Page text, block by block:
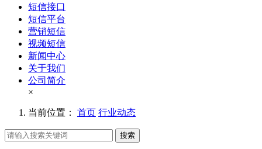
短信接口
短信平台
营销短信
视频短信
新闻中心
关于我们
公司简介
×
当前位置： 首页 行业动态
搜索